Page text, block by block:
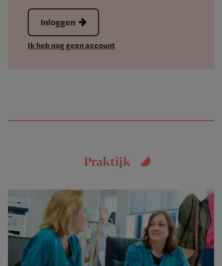
Inloggen
Ik heb nog geen account
Praktijk